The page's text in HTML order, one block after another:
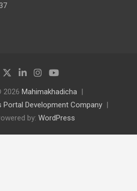
2026 Mahimakhadicha
Portal Development Company
by: WordPress